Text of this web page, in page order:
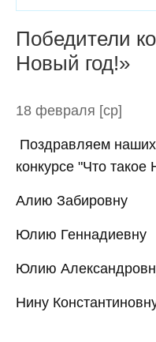
Победители
Новый год!»
18 февраля [ср]
Поздравляем
конкурсе "Что такое
Алию Забировну
Юлию Геннадиевну
Юлию
Нину